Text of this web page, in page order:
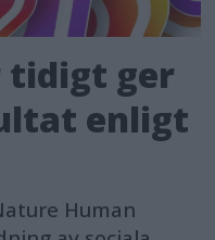
tidigt ger
enligt
Human